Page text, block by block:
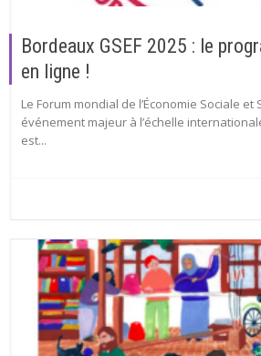
Bordeaux GSEF 2025 : le
en ligne !
Le Forum mondial de l’Économie Sociale
événement majeur à l’échelle
est...